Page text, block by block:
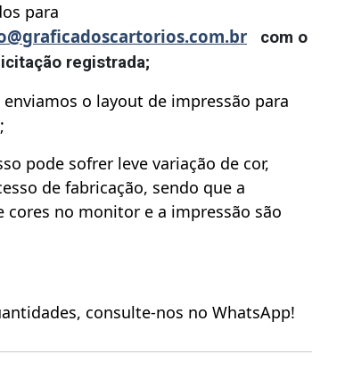
para
com o
registrada;
enviamos o layout de impressão para
pode sofrer leve variação de cor,
de fabricação, sendo que a
cores no monitor e a impressão são
consulte-nos no WhatsApp!